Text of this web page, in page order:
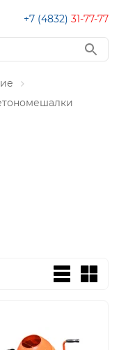
+7 (4832) 31-77-77